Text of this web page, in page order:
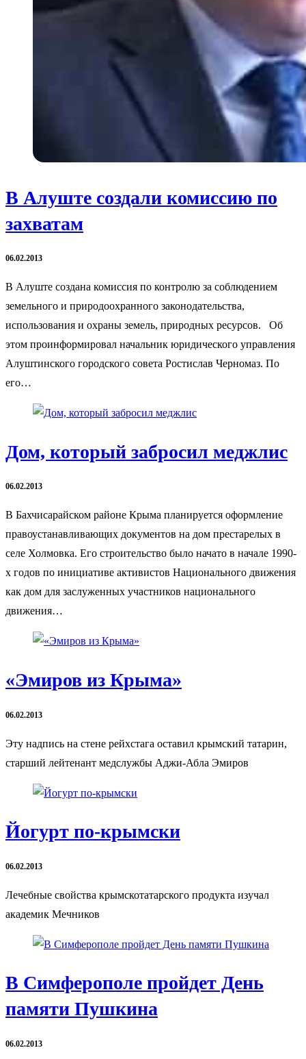
В Алуште создали комиссию по
захватам
06.02.2013
В Алуште создана комиссия по контролю за соблюдением
земельного и природоохранного законодательства,
использования и охраны земель, природных ресурсов. Об
этом проинформировал начальник юридического управления
Алуштинского городского совета Ростислав Черномаз. По
его…
Дом, который забросил меджлис
06.02.2013
В Бахчисарайском районе Крыма планируется оформление
правоустанавливающих документов на дом престарелых в
селе Холмовка. Его строительство было начато в начале 1990-
х годов по инициативе активистов Национального движения
как дом для заслуженных участников национального
движения…
«Эмиров из Крыма»
06.02.2013
Эту надпись на стене рейхстага оставил крымский татарин,
старший лейтенант медслужбы Аджи-Абла Эмиров
Йогурт по-крымски
06.02.2013
Лечебные свойства крымскотатарского продукта изучал
академик Мечников
В Симферополе пройдет День
памяти Пушкина
06.02.2013